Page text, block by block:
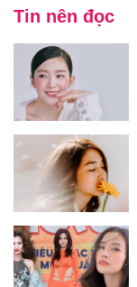
Tin nên đọc